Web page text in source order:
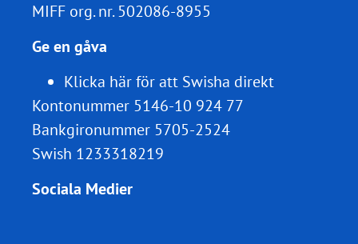
MIFF org. nr.502086-8955
Ge en gåva
Klicka här för att Swisha direkt
Kontonummer 5146-10 924 77
Bankgironummer 5705-2524
Swish 1233318219
Sociala Medier